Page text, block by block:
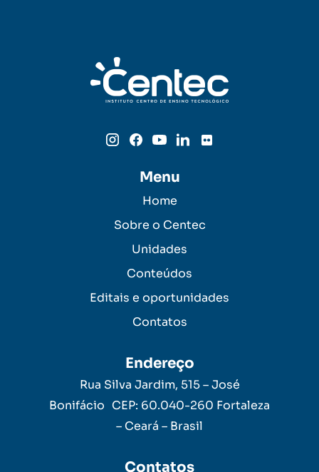
Menu
Home
Sobre o Centec
Unidades
Conteúdos
Editais e oportunidades
Contatos
Endereço
Rua Silva Jardim, 515 – José
Bonifácio CEP: 60.040-260 Fortaleza
– Ceará – Brasil
Contatos